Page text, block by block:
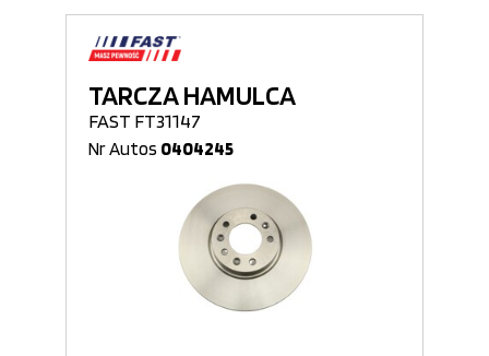
TARCZA HAMULCA
FAST FT31147
Nr Autos 0404245